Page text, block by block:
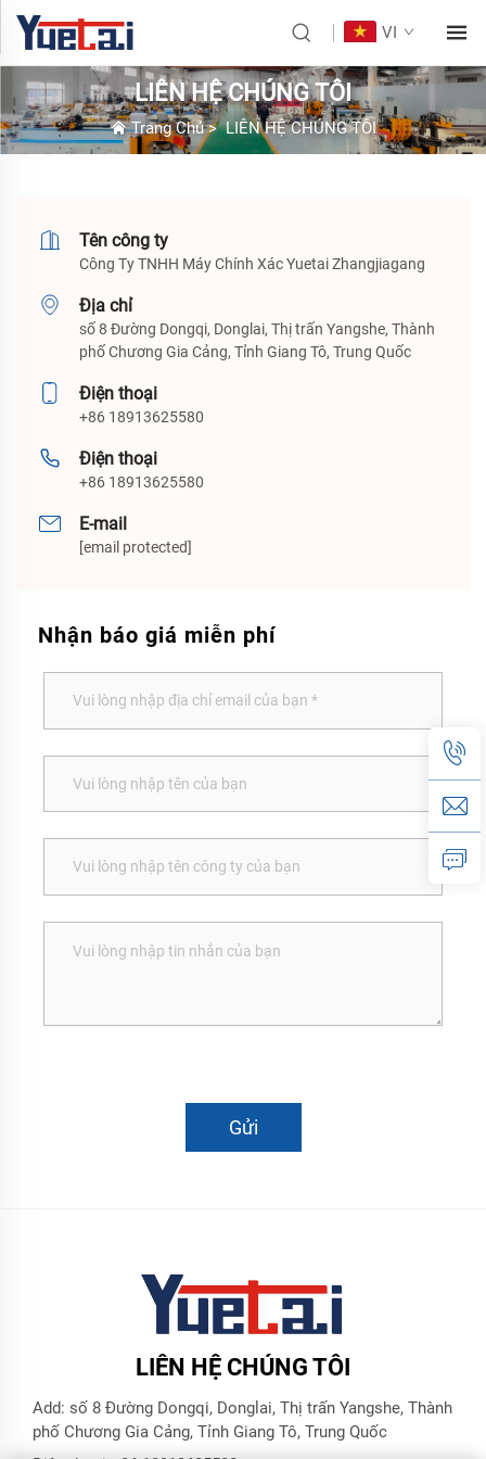
VI
LIÊN HỆ CHÚNG TÔI
Trang Chủ>LIÊN HỆ CHÚNG TÔI
Tên công ty
Công Ty TNHH Máy Chính Xác Yuetai Zhangjiagang
Địa chỉ
số 8 Đường Dongqi, Donglai, Thị trấn Yangshe, Thành
phố Chương Gia Cảng, Tỉnh Giang Tô, Trung Quốc
Điện thoại
+86 18913625580
Điện thoại
+86 18913625580
E-mail
[email protected]
Nhận báo giá miễn phí
Gửi
LIÊN HỆ CHÚNG TÔI
Add: số 8 Đường Dongqi, Donglai, Thị trấn Yangshe, Thành
phố Chương Gia Cảng, Tỉnh Giang Tô, Trung Quốc